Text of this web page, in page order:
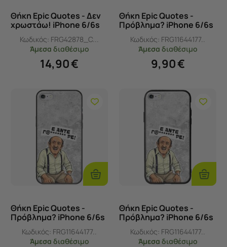
Θήκη Epic Quotes - Δεν
χρωστάω! iPhone 6/6s
Groove TPU (Tempered
Glass και TPU)
Κωδικός: FRG42878_C...
Άμεσα διαθέσιμο
14,90€
Θήκη Epic Quotes -
Πρόβλημα? iPhone 6/6s
Flexible TPU (Διάφανη
Σιλικόνη)
Κωδικός: FRG11644177..
Άμεσα διαθέσιμο
9,90€
Προσθήκη
Στο
Καλάθι
Θήκη Epic Quotes -
Πρόβλημα? iPhone 6/6s
Black TPU (Μαύρη
Σιλικόνη)
Κωδικός: FRG11644177..
Άμεσα διαθέσιμο
Στο
Καλάθι
Θήκη Epic Quotes -
Πρόβλημα? iPhone 6/6s
Groove TPU (Tempered
Glass και TPU)
Κωδικός: FRG11644177..
Άμεσα διαθέσιμο